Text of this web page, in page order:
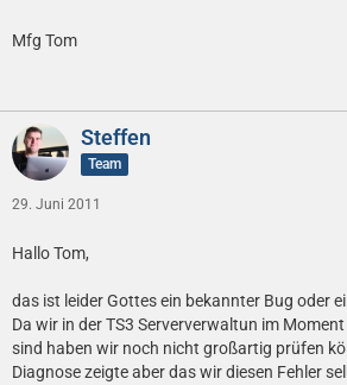
Mfg Tom
Steffen
Team
29. Juni 2011
Hallo Tom,
das ist leider Gottes ein bekannter Bug oder
Da wir in der TS3 Serververwaltun im
sind haben wir noch nicht großartig prüfen
Diagnose zeigte aber das wir diesen Fehler